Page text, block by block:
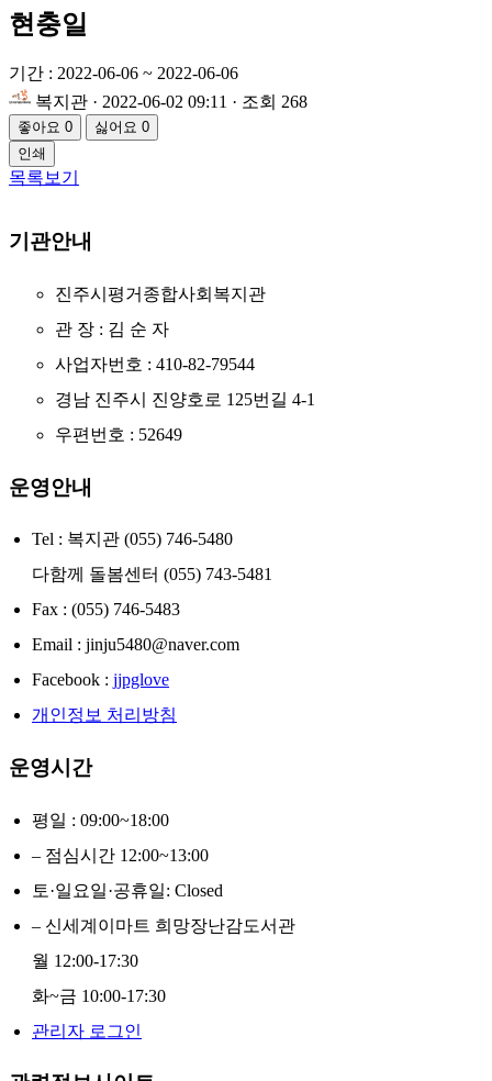
현충일
기간 : 2022-06-06 ~ 2022-06-06
복지관 · 2022-06-02 09:11 · 조회 268
좋아요 0 싫어요 0
인쇄
목록보기
기관안내
진주시평거종합사회복지관
관 장 : 김 순 자
사업자번호 : 410-82-79544
경남 진주시 진양호로 125번길 4-1
우편번호 : 52649
운영안내
Tel : 복지관 (055) 746-5480
다함께 돌봄센터 (055) 743-5481
Fax : (055) 746-5483
Email : jinju5480@naver.com
Facebook : jjpglove
개인정보 처리방침
운영시간
평일 : 09:00~18:00
– 점심시간 12:00~13:00
토·일요일·공휴일: Closed
– 신세계이마트 희망장난감도서관
월 12:00-17:30
화~금 10:00-17:30
관리자 로그인